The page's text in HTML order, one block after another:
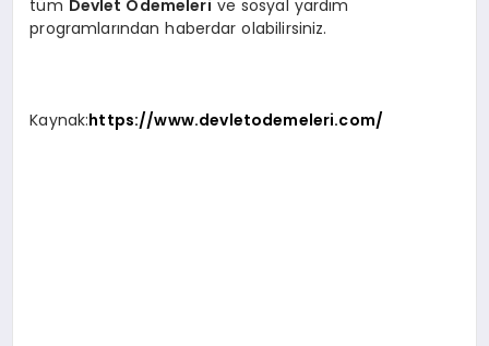
tüm Devlet Ödemeleri ve sosyal yardım
programlarından haberdar olabilirsiniz.
Kaynak:https://www.devletodemeleri.com/